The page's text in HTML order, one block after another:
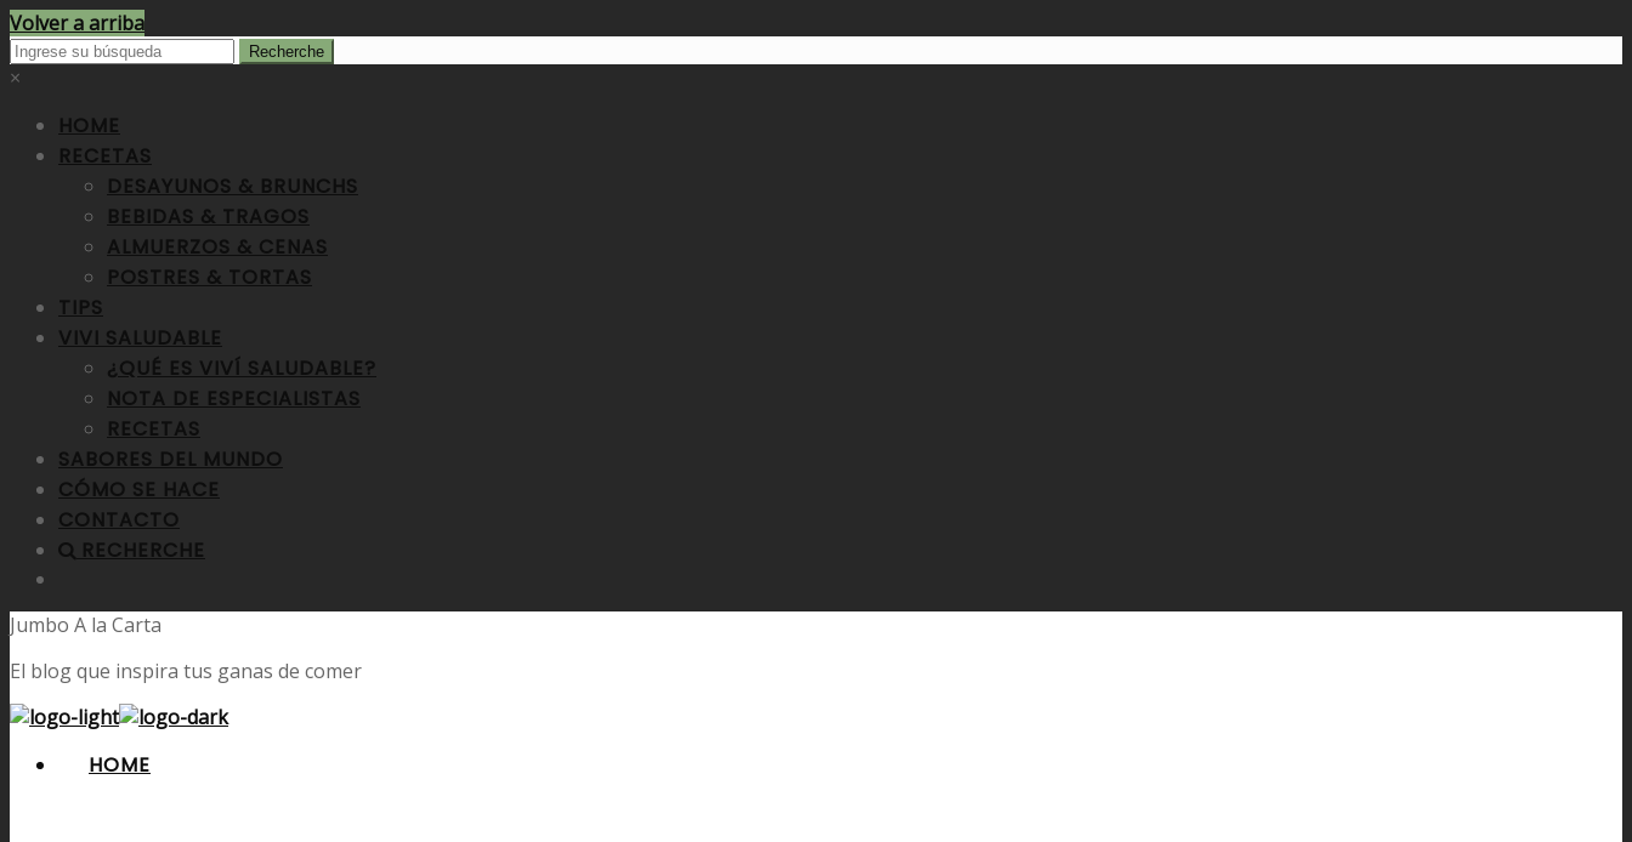
Volver a arriba
×
HOME
RECETAS
DESAYUNOS & BRUNCHS
BEBIDAS & TRAGOS
ALMUERZOS & CENAS
POSTRES & TORTAS
TIPS
VIVI SALUDABLE
¿QUÉ ES VIVÍ SALUDABLE?
NOTA DE ESPECIALISTAS
RECETAS
SABORES DEL MUNDO
CÓMO SE HACE
CONTACTO
RECHERCHE
Jumbo A la Carta
El blog que inspira tus ganas de comer
HOME